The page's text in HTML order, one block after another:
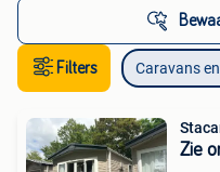
Filters Caravans
Zie